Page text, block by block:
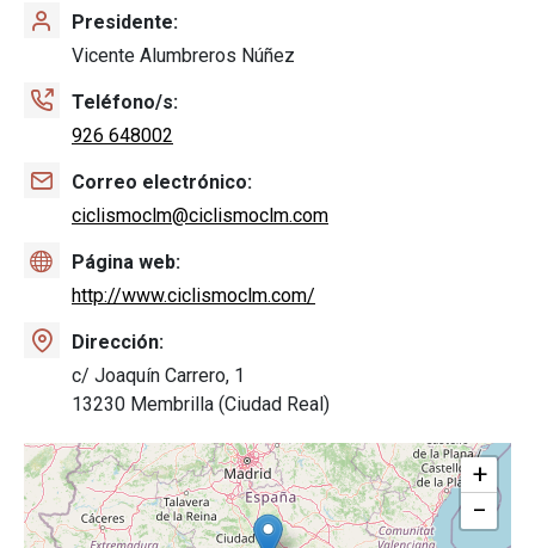
Presidente
Vicente Alumbreros Núñez
Teléfono/s
926 648002
Correo electrónico
ciclismoclm@ciclismoclm.com
Página web
http://www.ciclismoclm.com/
Dirección
c/ Joaquín Carrero, 1
13230 Membrilla (Ciudad Real)
+
−